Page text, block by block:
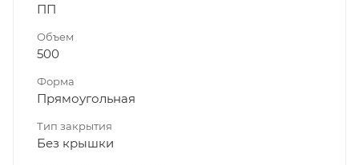
ПП
Объем
500
Форма
Прямоугольная
Тип закрытия
Без крышки